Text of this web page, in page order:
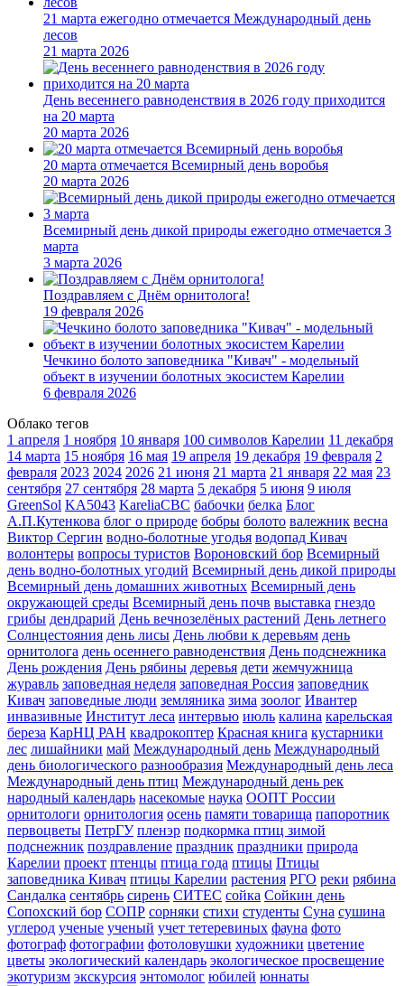
21 марта ежегодно отмечается Международный день
лесов
21 марта 2026
День весеннего равноденствия в 2026 году приходится
на 20 марта
20 марта 2026
20 марта отмечается Всемирный день воробья
20 марта 2026
Всемирный день дикой природы ежегодно отмечается 3
марта
3 марта 2026
Поздравляем с Днём орнитолога!
19 февраля 2026
Чечкино болото заповедника "Кивач" - модельный
объект в изучении болотных экосистем Карелии
6 февраля 2026
Облако тегов
1 апреля 1 ноября 10 января 100 символов Карелии 11 декабря
14 марта 15 ноября 16 мая 19 апреля 19 декабря 19 февраля 2
февраля 2023 2024 2026 21 июня 21 марта 21 января 22 мая 23
сентября 27 сентября 28 марта 5 декабря 5 июня 9 июля
GreenSol KA5043 KareliaCBC бабочки белка Блог
А.П.Кутенкова блог о природе бобры болото валежник весна
Виктор Сергин водно-болотные угодья водопад Кивач
волонтеры вопросы туристов Вороновский бор Всемирный
день водно-болотных угодий Всемирный день дикой природы
Всемирный день домашних животных Всемирный день
окружающей среды Всемирный день почв выставка гнездо
грибы дендрарий День вечнозелёных растений День летнего
Солнцестояния день лисы День любви к деревьям день
орнитолога день осеннего равноденствия День подснежника
День рождения День рябины деревья дети жемчужница
журавль заповедная неделя заповедная Россия заповедник
Кивач заповедные люди земляника зима зоолог Ивантер
инвазивные Институт леса интервью июль калина карельская
береза КарНЦ РАН квадрокоптер Красная книга кустарники
лес лишайники май Международный день Международный
день биологического разнообразия Международный день леса
Международный день птиц Международный день рек
народный календарь насекомые наука ООПТ России
орнитологи орнитология осень памяти товарища папоротник
первоцветы ПетрГУ пленэр подкормка птиц зимой
подснежник поздравление праздник праздники природа
Карелии проект птенцы птица года птицы Птицы
заповедника Кивач птицы Карелии растения РГО реки рябина
Сандалка сентябрь сирень СИТЕС сойка Сойкин день
Сопохский бор СОПР сорняки стихи студенты Суна сушина
углерод ученые ученый учет тетеревиных фауна фото
фотограф фотографии фотоловушки художники цветение
цветы экологический календарь экологическое просвещение
экотуризм экскурсия энтомолог юбилей юннаты